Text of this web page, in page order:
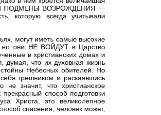
ПОДМЕНЫ ВОЗРОЖДЕНИЯ —
всегда учитывали
могут иметь самые высокие
но они НЕ ВОЙДУТ в Царство
в христианских домах и
думая, что их духовная жизнь
Небесных обителей. Но
грешником и раскаявшись
значит, что христианское
способ подготовки
Христа, это великолепное
спасения, человек может,